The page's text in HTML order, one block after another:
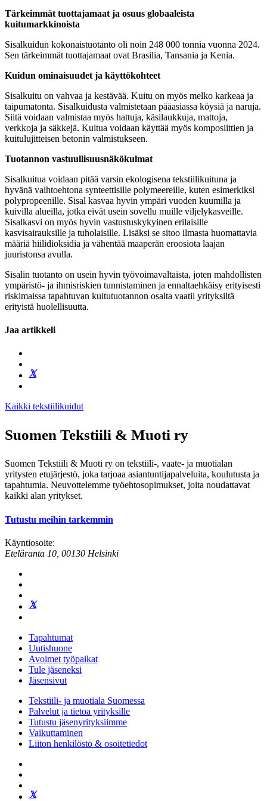
Tärkeimmät tuottajamaat ja osuus globaaleista
kuitumarkkinoista
Sisalkuidun kokonaistuotanto oli noin 248 000 tonnia vuonna 2024.
Sen tärkeimmät tuottajamaat ovat Brasilia, Tansania ja Kenia.
Kuidun ominaisuudet ja käyttökohteet
Sisalkuitu on vahvaa ja kestävää. Kuitu on myös melko karkeaa ja
taipumatonta. Sisalkuidusta valmistetaan pääasiassa köysiä ja naruja.
Siitä voidaan valmistaa myös hattuja, käsilaukkuja, mattoja,
verkkoja ja säkkejä. Kuitua voidaan käyttää myös komposiittien ja
kuitulujitteisen betonin valmistukseen.
Tuotannon vastuullisuusnäkökulmat
Sisalkuitua voidaan pitää varsin ekologisena tekstiilikuituna ja
hyvänä vaihtoehtona synteettisille polymeereille, kuten esimerkiksi
polypropeenille. Sisal kasvaa hyvin ympäri vuoden kuumilla ja
kuivilla alueilla, jotka eivät usein sovellu muille viljelykasveille.
Sisalkasvi on myös hyvin vastustuskykyinen erilaisille
kasvisairauksille ja tuholaisille. Lisäksi se sitoo ilmasta huomattavia
määriä hiilidioksidia ja vähentää maaperän eroosiota laajan
juuristonsa avulla.
Sisalin tuotanto on usein hyvin työvoimavaltaista, joten mahdollisten
ympäristö- ja ihmisriskien tunnistaminen ja ennaltaehkäisy erityisesti
riskimaissa tapahtuvan kuitutuotannon osalta vaatii yrityksiltä
erityistä huolellisuutta.
Jaa artikkeli
Kaikki tekstiilikuidut
Suomen Tekstiili & Muoti ry
Suomen Tekstiili & Muoti ry on tekstiili-, vaate- ja muotialan
yritysten etujärjestö, joka tarjoaa asiantuntijapalveluita, koulutusta ja
tapahtumia. Neuvottelemme työehtosopimukset, joita noudattavat
kaikki alan yritykset.
Tutustu meihin tarkemmin
Käyntiosoite:
Eteläranta 10, 00130 Helsinki
Tapahtumat
Uutishuone
Avoimet työpaikat
Tule jäseneksi
Jäsensivut
Tekstiili- ja muotiala Suomessa
Palvelut ja tietoa yrityksille
Tutustu jäsenyrityksiimme
Vaikuttaminen
Liiton henkilöstö & osoitetiedot